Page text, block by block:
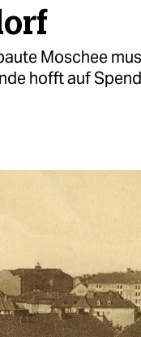
Moschee
hofft auf